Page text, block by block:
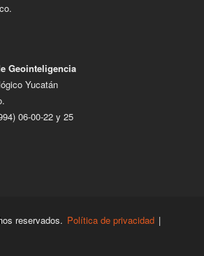
Geointeligencia
Yucatán
06-00-22 y 25
reservados. Política de privacidad |